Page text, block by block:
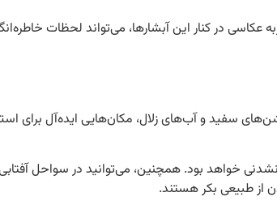
در کنار این آبشارها، می‌تواند لحظات
خواهد بود. همچنین، می‌توانید در سواحل
از طبیعی بکر هستند.